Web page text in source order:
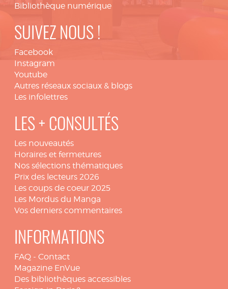
Bibliothèque numérique
SUIVEZ NOUS !
Facebook
Instagram
Youtube
Autres réseaux sociaux & blogs
Les infolettres
LES + CONSULTÉS
Les nouveautés
Horaires et fermetures
Nos sélections thématiques
Prix des lecteurs 2026
Les coups de coeur 2025
Les Mordus du Manga
Vos derniers commentaires
INFORMATIONS
FAQ - Contact
Magazine EnVue
Des bibliothèques accessibles